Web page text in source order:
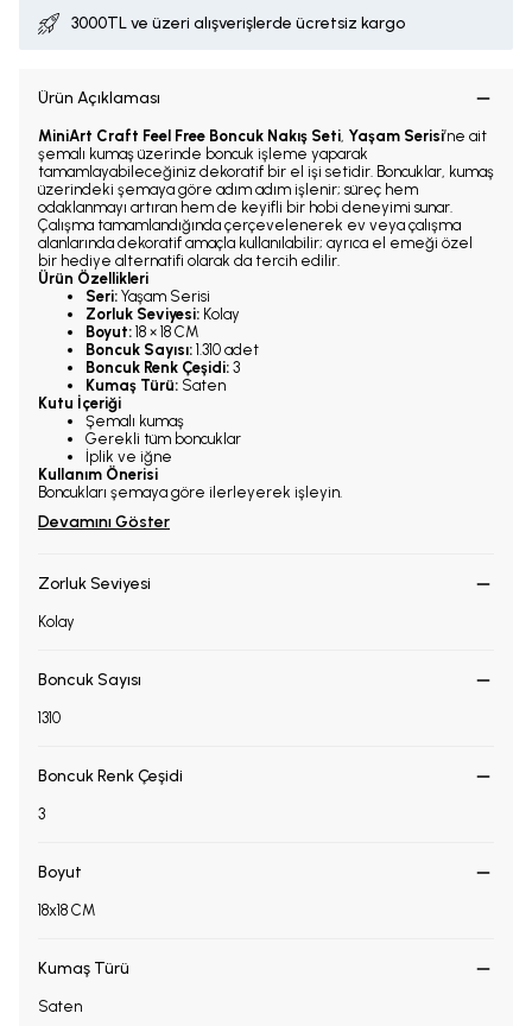
3000TL ve üzeri alışverişlerde ücretsiz kargo
Ürün Açıklaması
MiniArt Craft Feel Free Boncuk Nakış Seti, Yaşam Serisi’ne ait
şemalı kumaş üzerinde boncuk işleme yaparak
tamamlayabileceğiniz dekoratif bir el işi setidir. Boncuklar, kumaş
üzerindeki şemaya göre adım adım işlenir; süreç hem
odaklanmayı artıran hem de keyifli bir hobi deneyimi sunar.
Çalışma tamamlandığında çerçevelenerek ev veya çalışma
alanlarında dekoratif amaçla kullanılabilir; ayrıca el emeği özel
bir hediye alternatifi olarak da tercih edilir.
Ürün Özellikleri
Seri: Yaşam Serisi
Zorluk Seviyesi: Kolay
Boyut: 18 × 18 CM
Boncuk Sayısı: 1.310 adet
Boncuk Renk Çeşidi: 3
Kumaş Türü: Saten
Kutu İçeriği
Şemalı kumaş
Gerekli tüm boncuklar
İplik ve iğne
Kullanım Önerisi
Boncukları şemaya göre ilerleyerek işleyin.
Devamını Göster
Zorluk Seviyesi
Kolay
Boncuk Sayısı
1310
Boncuk Renk Çeşidi
3
Boyut
18x18 CM
Kumaş Türü
Saten